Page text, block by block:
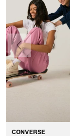
CONVERSE
Anteriormente